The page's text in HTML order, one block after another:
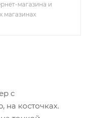
магазина и
магазинах
с
на косточках.